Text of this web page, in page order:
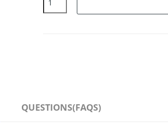
QUESTIONS(FAQS)